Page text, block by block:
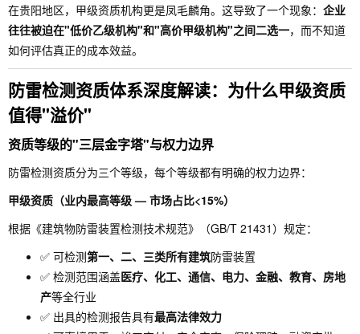
在贵阳地区，甲级资质机构更是凤毛麟角。这导致了一个现象： 企业
往往被迫在"低价乙级机构"和"高价甲级机构"之间二选一，而不知道
如何评估真正的成本效益。
防雷检测资质体系深度解读：为什么甲级资质
值得"溢价"
资质等级的"三层金字塔"与权力边界
防雷检测资质分为三个等级，每个等级都有明确的权力边界：
甲级资质（业内最高等级 — 市场占比<15%）
根据《建筑物防雷装置检测技术规范》（GB/T 21431）规定：
✅ 可检测第一、二、三类所有建筑防雷装置
✅ 检测范围涵盖医疗、化工、通信、电力、金融、教育、房地
产等全行业
✅ 出具的检测报告具有最高法律效力